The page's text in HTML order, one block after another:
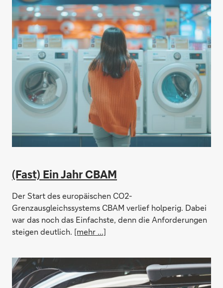
(Fast) Ein Jahr CBAM
Der Start des europäischen CO2-
Grenzausgleichssystems CBAM verlief holperig. Dabei
war das noch das Einfachste, denn die Anforderungen
steigen deutlich. [mehr ...]